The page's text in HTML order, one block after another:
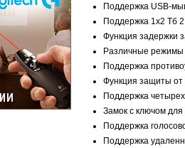
Поддержка USB-
Поддержка 1x2 Тб
Функция задержки
Различные режимы
Поддержка
Функция защиты от
Поддержка
Замок с ключом
Поддержка
Поддержка